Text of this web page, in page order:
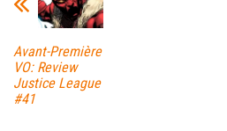
Avant-Première
VO: Review
Justice League
#41